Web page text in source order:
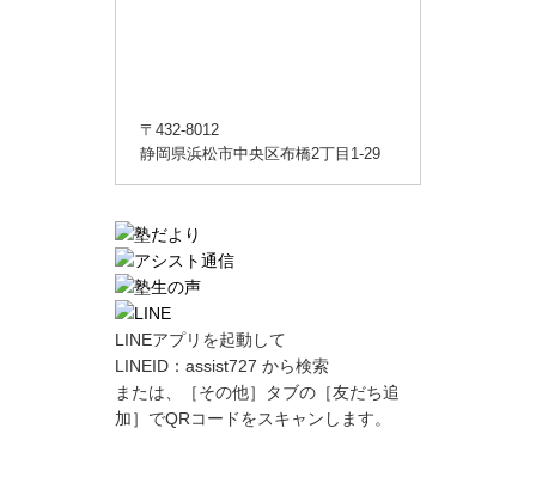
〒432-8012
静岡県浜松市中央区布橋2丁目1-29
LINEアプリを起動して
LINEID： assist727 から検索
または、［その他］タブの［友だち追
加］でQRコードをスキャンします。